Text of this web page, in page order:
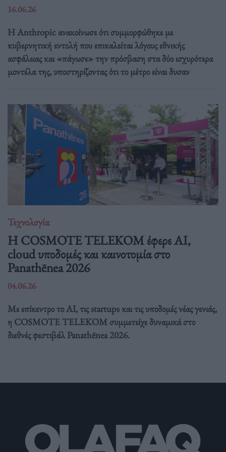
16.06.26
Η Anthropic ανακοίνωσε ότι συμμορφώθηκε με
κυβερνητική εντολή που επικαλείται λόγους εθνικής
ασφάλειας και «πάγωσε» την πρόσβαση στα δύο ισχυρότερα
μοντέλα της, υποστηρίζοντας ότι το μέτρο είναι δυσαν
Τεχνολογία
Η COSMOTE TELEKOM έφερε AI,
cloud υποδομές και καινοτομία στο
Panathēnea 2026
04.06.26
Με επίκεντρο το AI, τις startups και τις υποδομές νέας γενιάς,
η COSMOTE TELEKOM συμμετείχε δυναμικά στο
διεθνές φεστιβάλ Panathēnea 2026.